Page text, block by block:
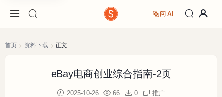
问 AI
首页 资料下载 正文
eBay电商创业综合指南-2页
2025-10-26 66 0 推广